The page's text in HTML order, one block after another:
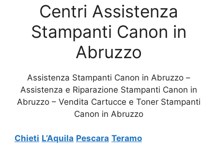
Centri Assistenza
Stampanti Canon in
Abruzzo
Assistenza Stampanti Canon in Abruzzo –
Assistenza e Riparazione Stampanti Canon in
Abruzzo – Vendita Cartucce e Toner Stampanti
Canon in Abruzzo
Chieti L’Aquila Pescara Teramo